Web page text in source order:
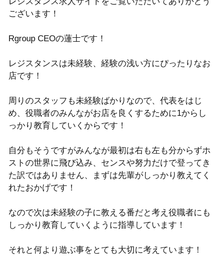
ございます！
Rgroup CEOの蓮士です！
レジスタンスは未経験、経験の浅い方にぴったりなお
店です！
周りのスタッフも未経験ばかりなので、代表をはじ
め、役職者のみんながお店を良くするために1からし
っかり教育していくからです！
自分もそうですがみんなが最初は右も左も分からずホ
ストの世界に飛び込み、センスや努力だけで登ってき
た訳ではありません、まずは先輩がしっかり教えてく
れたおかげです！
なので次は未経験の子に教える番だと考え役職者にも
しっかり教育していくように指導しています！
それと何より遊ぶ事をとても大切に考えています！